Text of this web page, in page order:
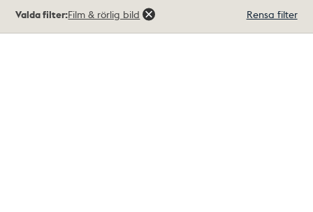
träffar
Valda filter:Film & rörlig bild Rensa filter